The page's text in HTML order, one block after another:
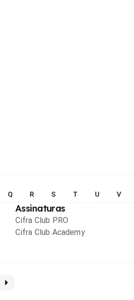
Q R S T U V
Assinaturas
Cifra Club PRO
Cifra Club Academy